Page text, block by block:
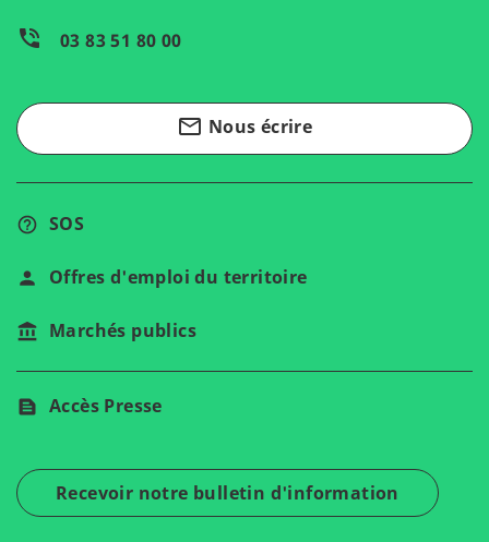
phone_in_talk 03 83 51 80 00
mail_outline Nous écrire
SOS
Offres d'emploi du territoire
Marchés publics
Accès Presse
Recevoir notre bulletin d'information